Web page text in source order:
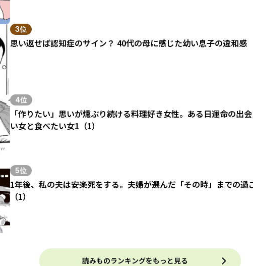
3位
思い返せば認知症のサイン？ 40代の母に感じた幼い息子の違和感
4位
「作りたい」思いが燻ぶり続ける料理好き女性。ある日運命の出
い女と食べたい女1（1）
5位
1年後、私の夫は安楽死をする。夫婦が選んだ「その時」までの過
（1）
読みものランキングをもっと見る